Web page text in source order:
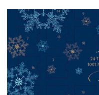
Reiseziele
AIDA Reiseziele
AIDA Karibik
Landausflüge